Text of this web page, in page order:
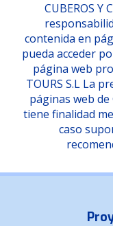
CUBEROS Y
contenida en
pueda acceder
página web
TOURS S.L La
páginas web de
tiene finalidad
caso